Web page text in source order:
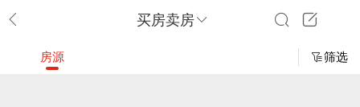
买房卖房
房源 筛选